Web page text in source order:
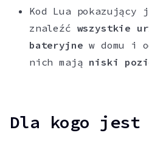
Kod Lua pokazujący
znaleźć wszystkie
bateryjne w domu i
nich mają niski
Dla kogo jest